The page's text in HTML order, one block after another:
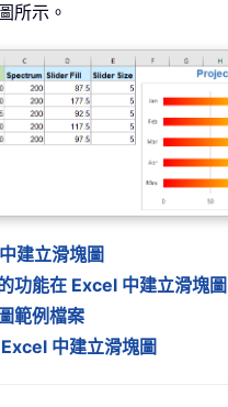
所示。
建立滑塊圖
功能在 Excel 中建立滑塊圖
範例檔案
中建立滑塊圖